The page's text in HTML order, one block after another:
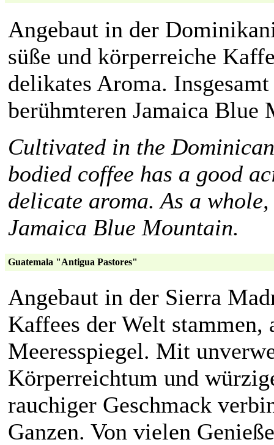
Angebaut in der
süße und körperreiche
delikates Aroma.
berühmteren Jamaica Blue
Cultivated in the
bodied coffee has a good
delicate aroma. As a
Jamaica Blue Mountain.
Guatemala "Antigua Pastores"
Angebaut in der Sierra
Kaffees der Welt
Meeresspiegel. Mit
Körperreichtum und
rauchiger Geschmack
Ganzen. Von vielen